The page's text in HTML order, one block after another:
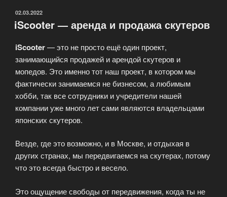
ОПУБЛИКОВАНО
02.03.2022
iScooter — аренда и продажа скутеров
iScooter— это не просто ещё один проект,
занимающийся продажей и арендой скутеров и
мопедов. Это именно тот наш проект, в котором мы
фактически занимаемся не бизнесом, а любимым
хобби, так все сотрудники и учредители нашей
компании уже много лет сами являются владельцами
японских скутеров.
Везде, где это возможно, и в Москве, и отдыхая в
других странах, мы передвигаемся на скутерах, потому
что это всегда быстро и весело.
Это ощущение свободы от передвижения, когда ты не